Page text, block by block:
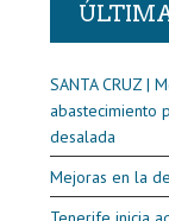
SANTA CRUZ |
abastecimiento
desalada
Mejoras en la